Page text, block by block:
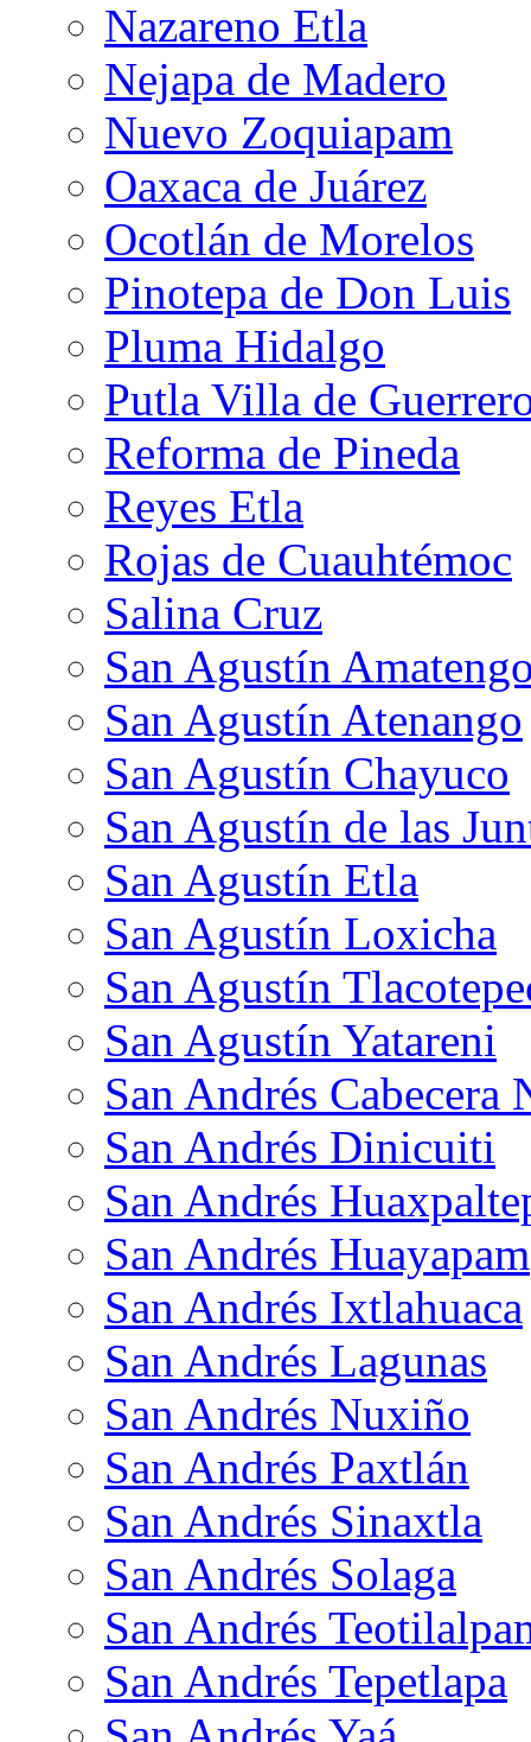
Nazareno Etla
Nejapa de Madero
Nuevo Zoquiapam
Oaxaca de Juárez
Ocotlán de Morelos
Pinotepa de Don Luis
Pluma Hidalgo
Putla Villa de
Reforma de Pineda
Reyes Etla
Rojas de Cuauhtémoc
Salina Cruz
San Agustín
San Agustín Atenango
San Agustín Chayuco
San Agustín de las
San Agustín Etla
San Agustín Loxicha
San Agustín
San Agustín Yatareni
San Andrés Cabecera
San Andrés Dinicuiti
San Andrés
San Andrés Huayapam
San Andrés Ixtlahuaca
San Andrés Lagunas
San Andrés Nuxiño
San Andrés Paxtlán
San Andrés Sinaxtla
San Andrés Solaga
San Andrés
San Andrés Tepetlapa